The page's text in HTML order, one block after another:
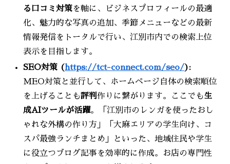
る口コミ対策を軸に、ビジネスプロフィールの最適
化、魅力的な写真の追加、季節メニューなどの最新
情報発信をトータルで行い、江別市内での検索上位
表示を目指します。
SEO対策 (https://tct-connect.com/seo/):
MEO対策と並行して、ホームページ自体の検索順位
を上げることも評判作りに繋がります。ここでも生
成AIツールが活躍。「江別市のレンガを使ったおし
ゃれな外構の作り方」「大麻エリアの学生向け、コ
スパ最強ランチまとめ」といった、地域住民や学生
に役立つブログ記事を効率的に作成。お店の専門性